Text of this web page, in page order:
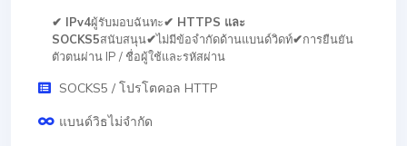
✔ IPv4ผู้รับมอบฉันทะ✔ HTTPS และ
SOCKS5สนับสนุน✔ไม่มีข้อจำกัดด้านแบนด์วิดท์✔การยืนยัน
ตัวตนผ่าน IP / ชื่อผู้ใช้และรหัสผ่าน
SOCKS5 / โปรโตคอล HTTP
แบนด์วิธไม่จำกัด